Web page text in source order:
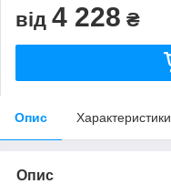
від 4 228 ₴
Опис Характеристики
Опис